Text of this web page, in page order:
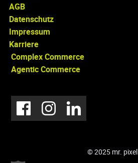
AGB
Datenschutz
Impressum
Karriere
Complex Commerce
Agentic Commerce
© 2025 mr. pixel